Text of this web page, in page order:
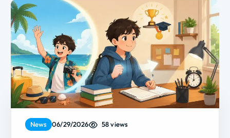
News 06/29/2026 58 views